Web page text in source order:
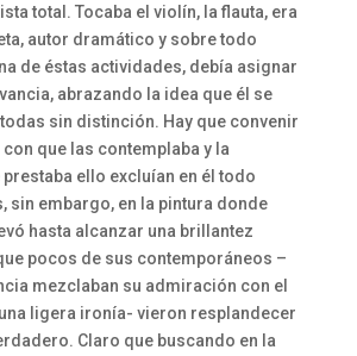
total. Tocaba el violín, la flauta, era
autor dramático y sobre todo
de éstas actividades, debía asignar
abrazando la idea que él se
sin distinción. Hay que convenir
que las contemplaba y la
ello excluían en él todo
sin embargo, en la pintura donde
hasta alcanzar una brillantez
pocos de sus contemporáneos –
mezclaban su admiración con el
ligera ironía- vieron resplandecer
Claro que buscando en la